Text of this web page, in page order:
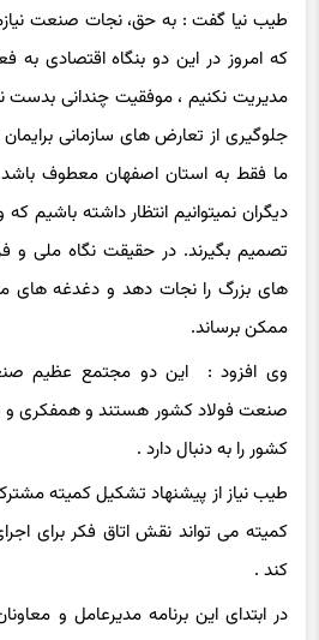
که امروز در این دو بنگاه اقتصادی به
مدیریت نکنیم ، موفقیت چندانی بدست
جلوگیری از تعارض های سازمانی
ما فقط به استان اصفهان ‌معطوف
دیگران نمیتوانیم انتظار داشته باشیم
تصمیم بگیرند. در حقیقت نگاه ملی و
های بزرگ را نجات دهد و دغدغه های
ممکن برساند.
وی افزود : این دو مجتمع عظیم
صنعت فولاد کشور هستند و همفکری و
کشور را به دنبال دارد .
طیب نیاز از پیشنهاد تشکیل کمیته
کمیته می تواند نقش اتاق فکر برای
کند .
در ابتدای این برنامه مدیرعامل و
معراج الشهدای شرکت فولادمبارکه به